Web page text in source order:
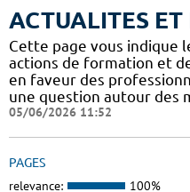
ACTUALITES
Cette page vous indique
actions de formation et
en faveur des
une question autour des
05/06/2026 11:52
PAGES
relevance: 100%